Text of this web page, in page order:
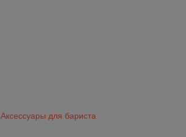
Аксессуары для бариста